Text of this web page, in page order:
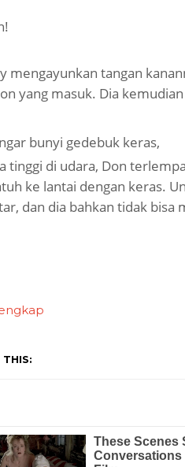
mengayunkan tangan
yang masuk. Dia
bunyi gedebuk keras,
tinggi di udara, Don
ke lantai dengan keras.
dan dia bahkan tidak bisa
THIS: